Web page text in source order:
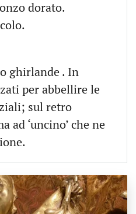
dorato.
ghirlande . In
per abbellire le
sul retro
ad ‘uncino’ che ne